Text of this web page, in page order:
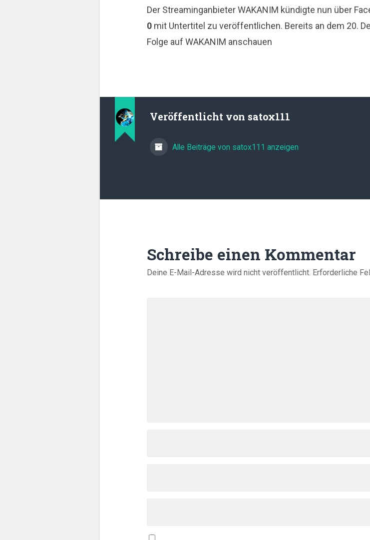
Der Streaminganbieter WAKANIM kündigte nun über
0 mit Untertitel zu veröffentlichen. Bereits an dem 20.
Folge auf WAKANIM anschauen
Veröffentlicht von satox111
Alle Beiträge von satox111 anzeigen
Schreibe einen Kommentar
Deine E-Mail-Adresse wird nicht veröffentlicht. Erforderliche